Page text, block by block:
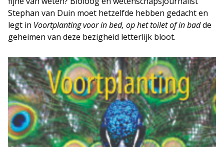
Stephan van Duin moet hetzelfde hebben gedacht en
legt in Voortplanting voor in bed, op het toilet of in badde
geheimen van deze bezigheid letterlijk bloot.